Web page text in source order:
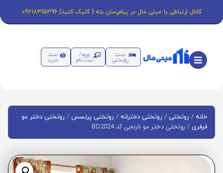
کانال ارتباطی با مینی مال در پیام‌رسان بله ( کلیک کنید) 09218315396
ست
روتختی
ورود/
ثبت نام
سبد
خرید
خانه / روتختی / روتختی دخترانه / روتختی پرنسس / روتختی دختر مو
فرفری / روتختی دختر مو نارنجی کد BD2024